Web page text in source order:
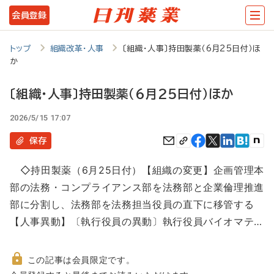
メ
イ
ツ
移
動
会員登録
トップ 組織改革・人事
〔組織・人事〕持田製薬（6月25日付）ほ
か
〔組織・人事〕持田製薬（6月25日付）ほか
2026/5/15 17:07
保存
◇持田製薬（6月25日付）【組織の変更】企画管理本
部の法務・コンプライアンス部を法務部と企業倫理推進
部に分割し、法務部を法務担当役員の直下に移管する
【人事異動】〔執行役員の異動〕執行役員バイオマテ…
この記事は会員限定です。